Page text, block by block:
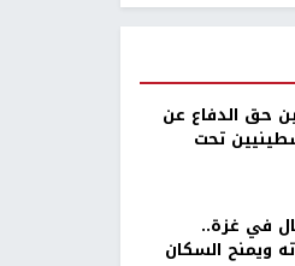
حق الدفاع عن
تحت
في غزة..
ويمنح السكان